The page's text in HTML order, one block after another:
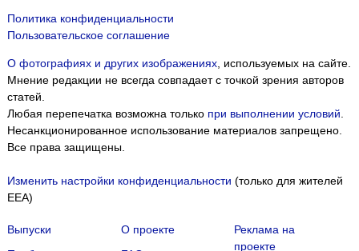
Политика конфиденциальности
Пользовательское соглашение
О фотографиях и других изображениях, используемых на сайте.
Мнение редакции не всегда совпадает с точкой зрения авторов
статей.
Любая перепечатка возможна только при выполнении условий.
Несанкционированное использование материалов запрещено.
Все права защищены.
Изменить настройки конфиденциальности (только для жителей
EEA)
Выпуски
О проекте
Реклама на
проекте